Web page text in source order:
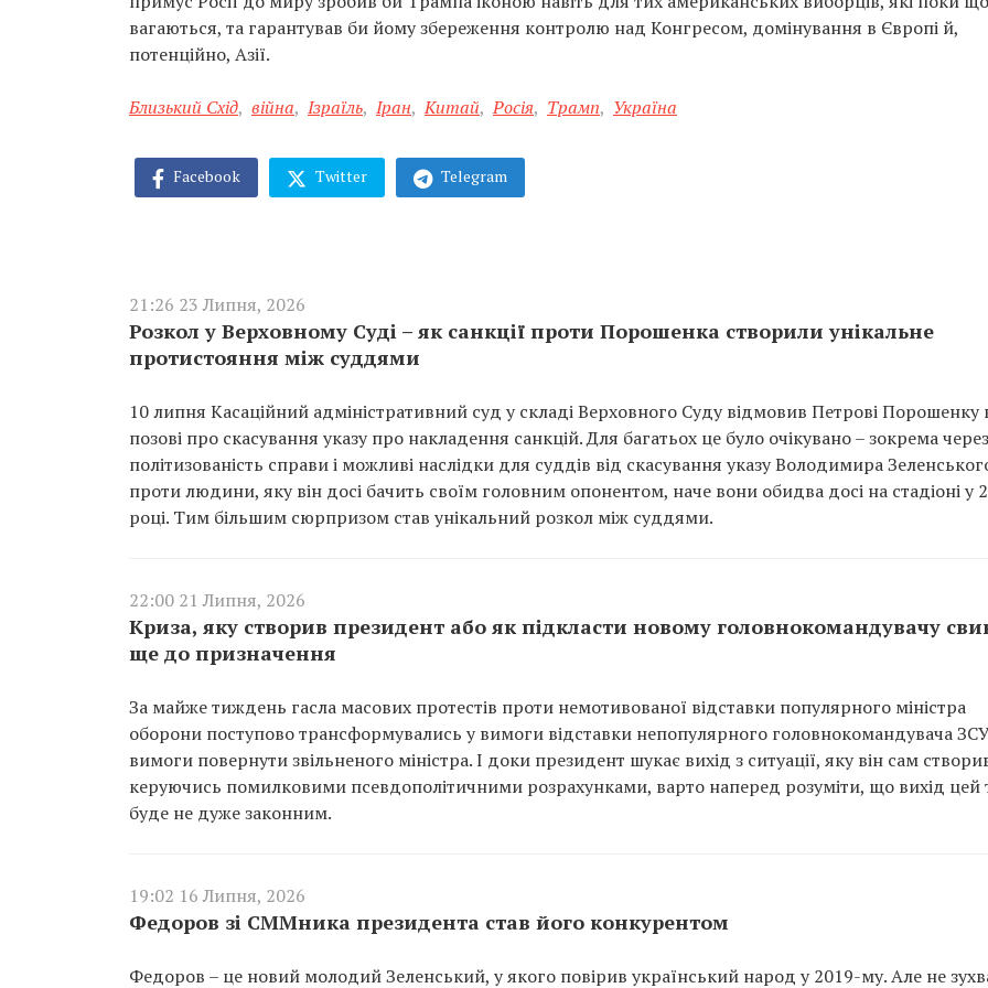
вагаються, та гарантував би йому збереження контролю над Конгресом, домінування в Європі й,
потенційно, Азії.
Близький Схід, війна, Ізраїль, Іран, Китай, Росія, Трамп, Україна
Facebook Twitter Telegram
21:26 23 Липня, 2026
Розкол у Верховному Суді – як санкції проти Порошенка створили унікальне
протистояння між суддями
10 липня Касаційний адміністративний суд у складі Верховного Суду відмовив Петрові Порошенку
позові про скасування указу про накладення санкцій. Для багатьох це було очікувано – зокрема через
політизованість справи і можливі наслідки для суддів від скасування указу Володимира
проти людини, яку він досі бачить своїм головним опонентом, наче вони обидва досі на стадіоні у
році. Тим більшим сюрпризом став унікальний розкол між суддями.
22:00 21 Липня, 2026
Криза, яку створив президент або як підкласти новому головнокомандувачу
ще до призначення
За майже тиждень гасла масових протестів проти немотивованої відставки популярного міністра
оборони поступово трансформувались у вимоги відставки непопулярного головнокомандувача
вимоги повернути звільненого міністра. І доки президент шукає вихід з ситуації, яку він сам
керуючись помилковими псевдополітичними розрахунками, варто наперед розуміти, що вихід цей
буде не дуже законним.
19:02 16 Липня, 2026
Федоров зі СММника президента став його конкурентом
Федоров – це новий молодий Зеленський, у якого повірив український народ у 2019-му. Але не